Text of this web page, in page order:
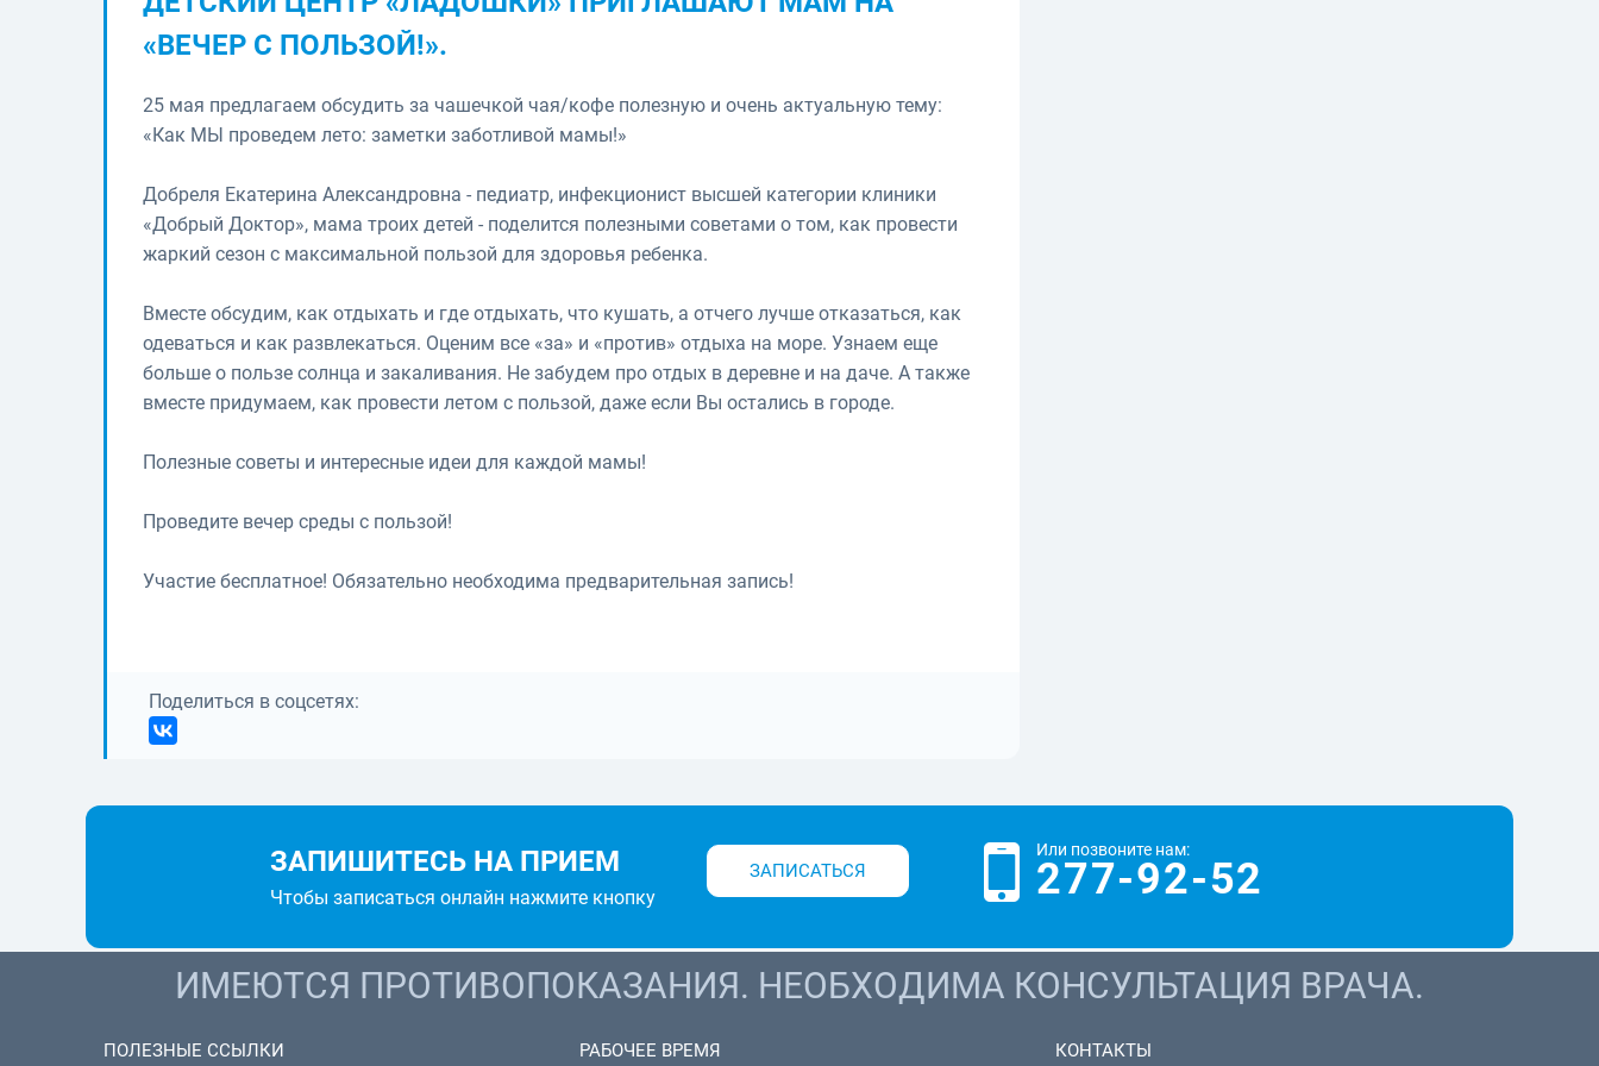
«ВЕЧЕР С ПОЛЬЗОЙ!».
25 мая предлагаем обсудить за чашечкой чая/кофе полезную и очень актуальную тему:
«Как МЫ проведем лето: заметки заботливой мамы!»
Добреля Екатерина Александровна - педиатр, инфекционист высшей категории клиники
«Добрый Доктор», мама троих детей - поделится полезными советами о том, как провести
жаркий сезон с максимальной пользой для здоровья ребенка.
Вместе обсудим, как отдыхать и где отдыхать, что кушать, а отчего лучше отказаться, как
одеваться и как развлекаться. Оценим все «за» и «против» отдыха на море. Узнаем еще
больше о пользе солнца и закаливания. Не забудем про отдых в деревне и на даче. А также
вместе придумаем, как провести летом с пользой, даже если Вы остались в городе.
Полезные советы и интересные идеи для каждой мамы!
Проведите вечер среды с пользой!
Участие бесплатное! Обязательно необходима предварительная запись!
Поделиться в соцсетях:
ЗАПИШИТЕСЬ НА ПРИЕМ
Чтобы записаться онлайн нажмите кнопку
ЗАПИСАТЬСЯ
Или позвоните нам:
277-92-52
ИМЕЮТСЯ ПРОТИВОПОКАЗАНИЯ. НЕОБХОДИМА КОНСУЛЬТАЦИЯ ВРАЧА.
ПОЛЕЗНЫЕ ССЫЛКИ РАБОЧЕЕ ВРЕМЯ КОНТАКТЫ